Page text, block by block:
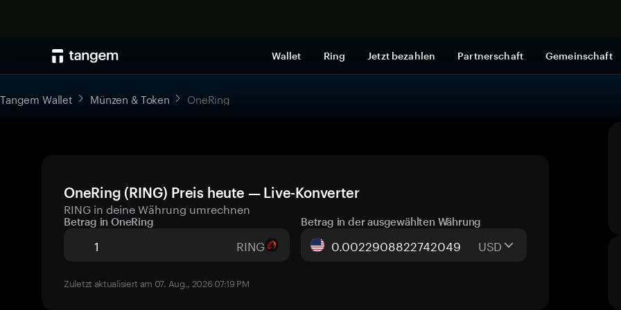
Wallet Ring Jetzt bezahlen Partnerschaft Gemeinschaft
Tangem Wallet Münzen & Token OneRing
OneRing (RING) Preis heute — Live-Konverter
RING in deine Währung umrechnen
Betrag in OneRing
RING
Betrag in der ausgewählten Währung
USD
Zuletzt aktualisiert am 07. Aug., 2026 07:19 PM